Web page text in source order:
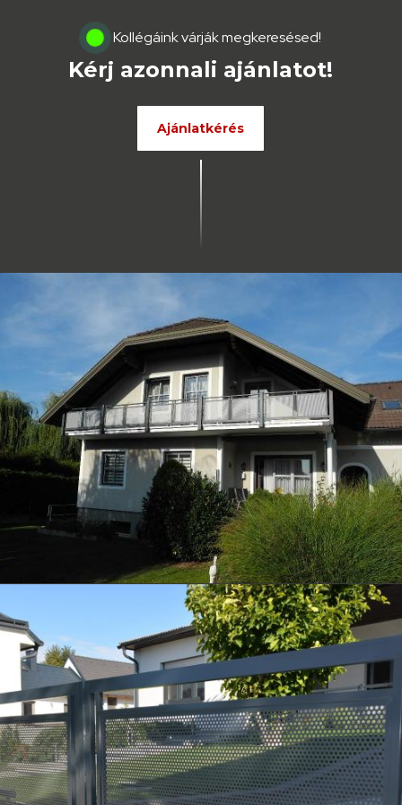
Kollégáink várják megkeresésed!
Kérj azonnali ajánlatot!
Ajánlatkérés